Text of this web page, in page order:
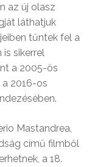
az új olasz
láthatjuk
tűntek fel a
sikerrel
a 2005-ös
2016-os
Mastandrea,
című filmből
a 18.